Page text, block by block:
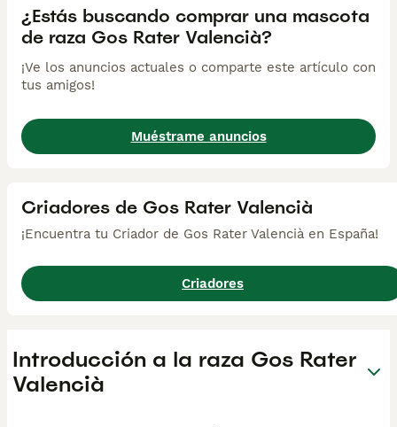
¿Estás buscando comprar una mascota
de raza Gos Rater Valencià?
¡Ve los anuncios actuales o comparte este artículo con
tus amigos!
Muéstrame anuncios
Criadores de Gos Rater Valencià
¡Encuentra tu Criador de Gos Rater Valencià en España!
Criadores
Introducción a la raza Gos Rater
Valencià